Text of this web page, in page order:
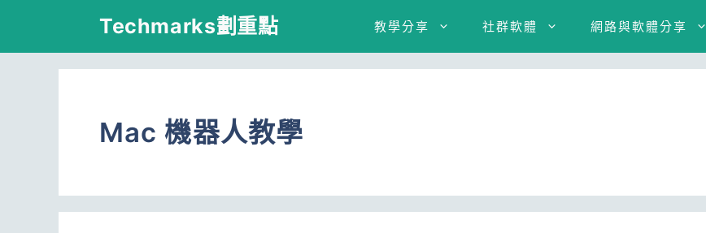
Techmarks劃重點 教學分享 社群軟體 網路與軟體分享
Mac 機器人教學